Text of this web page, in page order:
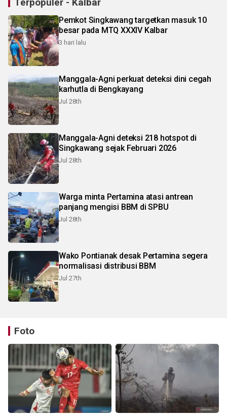
Terpopuler - Kalbar
Pemkot Singkawang targetkan masuk 10
besar pada MTQ XXXIV Kalbar
3 hari lalu
Manggala-Agni perkuat deteksi dini cegah
karhutla di Bengkayang
Jul 28th
Manggala-Agni deteksi 218 hotspot di
Singkawang sejak Februari 2026
Jul 28th
Warga minta Pertamina atasi antrean
panjang mengisi BBM di SPBU
Jul 28th
Wako Pontianak desak Pertamina segera
normalisasi distribusi BBM
Jul 27th
Foto